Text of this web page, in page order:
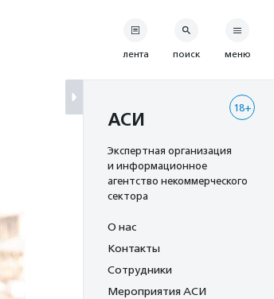
лента поиск меню
18+
АСИ
Экспертная организация
и информационное
агентство некоммерческого
сектора
О нас
Контакты
Сотрудники
Мероприятия АСИ